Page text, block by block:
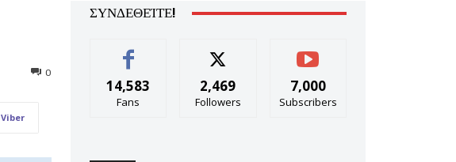
0
Viber
ΣΥΝΔΕΘΕΊΤΕ!
14,583
Fans
2,469
Followers
7,000
Subscribers